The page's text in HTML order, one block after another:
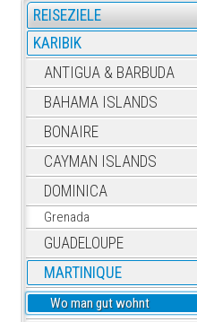
REISEZIELE
KARIBIK
ANTIGUA & BARBUDA
BAHAMA ISLANDS
BONAIRE
CAYMAN ISLANDS
DOMINICA
Grenada
GUADELOUPE
MARTINIQUE
Wo man gut wohnt